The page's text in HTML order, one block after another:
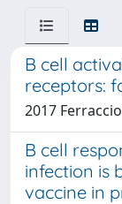
B cell
receptors:
2017
B cell
infection is
vaccine in